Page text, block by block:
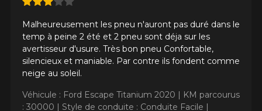
Malheureusement les pneu n'auront pas duré dans le
temp à peine 2 été et 2 pneu sont déja sur les
avertisseur d'usure. Très bon pneu Confortable,
silencieux et maniable. Par contre ils fondent comme
neige au soleil.
Véhicule : Ford Escape Titanium 2020 |
KM parcourus
: 30000 | Style de conduite : Conduite Facile |